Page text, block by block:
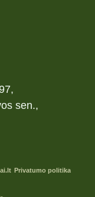
sen.,
Privatumo politika